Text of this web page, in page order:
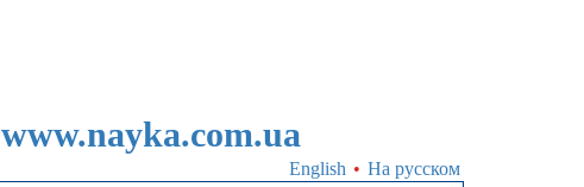
www.nayka.com.ua
English • На русском